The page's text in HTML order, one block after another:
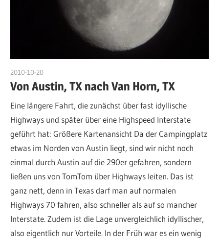
2010-10-20
Von Austin, TX nach Van Horn, TX
Eine längere Fahrt, die zunächst über fast idyllische
Highways und später über eine Highspeed Interstate
geführt hat: Größere Kartenansicht Da der Campingplatz
etwas im Norden von Austin liegt, sind wir nicht noch
einmal durch Austin auf die 290er gefahren, sondern
ließen uns von TomTom über Highways leiten. Das ist
ganz nett, denn in Texas darf man auf normalen
Highways 70 fahren, also schneller als auf so mancher
Interstate. Zudem ist die Lage unvergleichlich idyllischer,
also eigentlich nur Vorteile. In der Früh war es ein wenig